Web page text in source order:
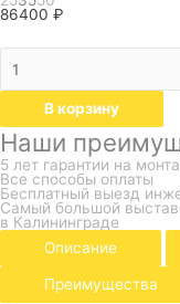
86400 ₽
В корзину
Наши
5 лет гарантии на
Все способы оплаты
Бесплатный выезд
Самый большой
в Калининграде
Описание
Преимущества